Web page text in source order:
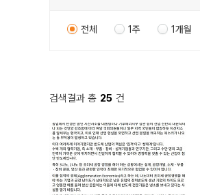
전체 1주 1개월
검색결과 총 25 건